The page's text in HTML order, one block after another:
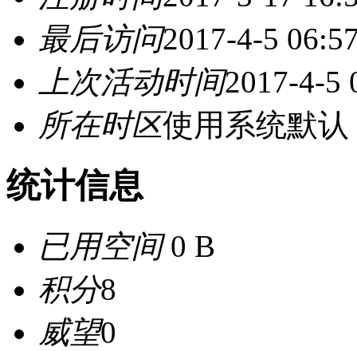
最后访问2017-4-5
上次活动时间2017-4-5
所在时区使用系统默认
统计信息
已用空间0 B
积分8
威望0